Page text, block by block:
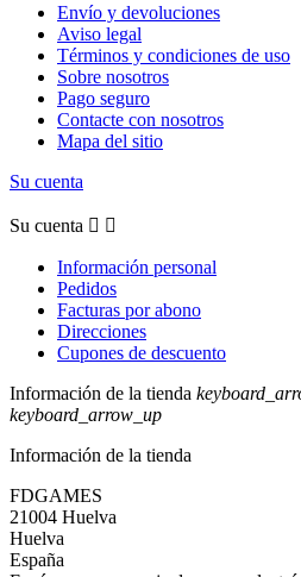
Envío y devoluciones
Aviso legal
Términos y condiciones de uso
Sobre nosotros
Pago seguro
Contacte con nosotros
Mapa del sitio
Su cuenta
Su cuenta  
Información personal
Pedidos
Facturas por abono
Direcciones
Cupones de descuento
Información de la tienda
keyboard_arrow_up
Información de la tienda
FDGAMES
21004 Huelva
Huelva
España